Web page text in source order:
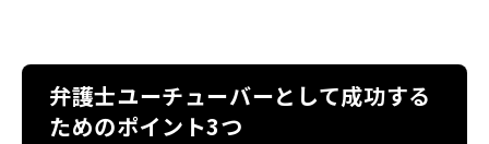
弁護士ユーチューバーとして成功する
ためのポイント3つ